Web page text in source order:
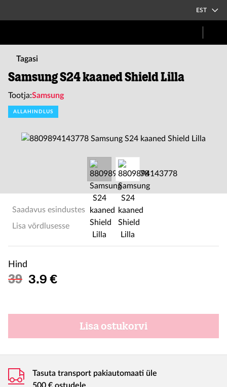
EST
Tagasi
Samsung S24 kaaned Shield Lilla
Tootja:Samsung
ALLAHINDLUS
Saadavus esindustes
Lisa võrdlusesse
Hind
39 Soodushind
3.9 €
Lisa ostukorvi
Tasuta transport pakiautomaati üle